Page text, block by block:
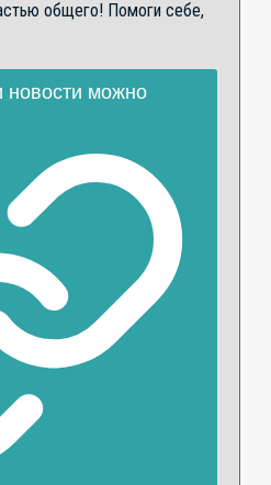
общего! Помоги себе,
новости можно